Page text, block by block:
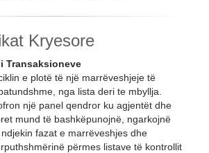
Kryesore
Transaksioneve
e plotë të një marrëveshjeje të
nga lista deri te mbyllja.
një panel qendror ku agjentët dhe
mund të bashkëpunojnë, ngarkojnë
fazat e marrëveshjes dhe
përmes listave të kontrollit